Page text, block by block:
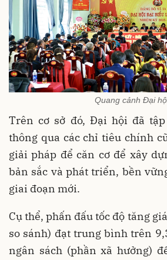
Quang cảnh Đại
Trên cơ sở đó, Đại hội đã
thông qua các chỉ tiêu chính
giải pháp để căn cơ để xây
bản sắc và phát triển, bền
giai đoạn mới.
Cụ thể, phấn đấu tốc độ tăng
so sánh) đạt trung bình trên
ngân sách (phần xã hưởng)